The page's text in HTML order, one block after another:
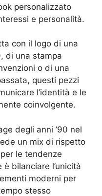
personalizzato
e personalità.
con il logo di una
di una stampa
o di una
questi pezzi
l’identità e le
coinvolgente.
degli anni ’90 nel
un mix di rispetto
le tendenze
bilanciare l’unicità
moderni per
stesso